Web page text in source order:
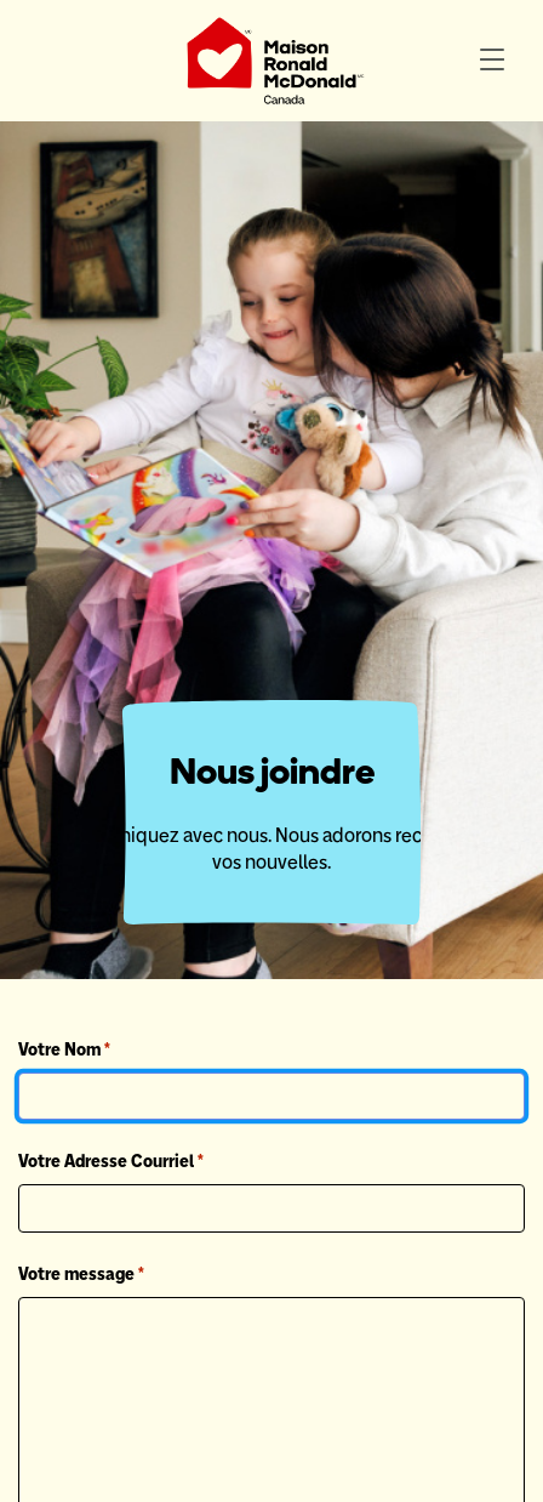
Nous joindre
Communiquez avec nous. Nous adorons recevoir de
vos nouvelles.
Votre Nom*
Votre Adresse Courriel*
Votre message*